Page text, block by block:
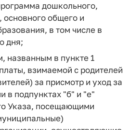
дошкольного,
основного общего и
в том числе в
дня;
названным в пункте 1
взимаемой с родителей
за присмотр и уход за
в подпунктах "б" и "е"
Указа, посещающими